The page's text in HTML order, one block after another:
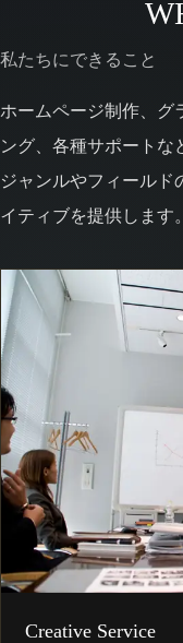
私たちにできること
ホームページ制作、グ
ング、各種サポートな
ジャンルやフィールド
イティブを提供します。
Creative Service